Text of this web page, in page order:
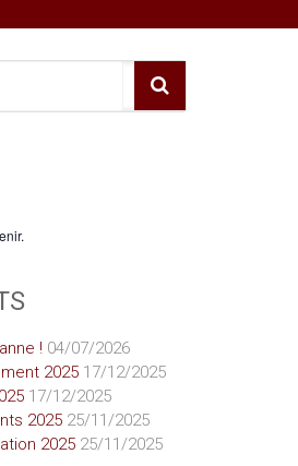
! 04/07/2026
2025 17/12/2025
17/12/2025
2025 25/11/2025
2025 25/11/2025